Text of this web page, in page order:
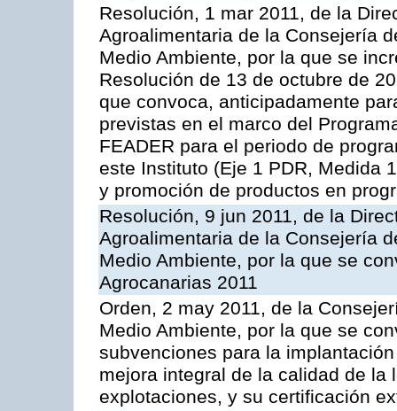
Resolución, 1 mar 2011, de la
Agroalimentaria de la Consejería
Medio Ambiente, por la que se
Resolución de 13 de octubre de
que convoca, anticipadamente
previstas en el marco del
FEADER para el periodo de
este Instituto (Eje 1 PDR, Medida
y promoción de productos en
Resolución, 9 jun 2011, de la
Agroalimentaria de la Consejería
Medio Ambiente, por la que se
Agrocanarias 2011
Orden, 2 may 2011, de la
Medio Ambiente, por la que se
subvenciones para la
mejora integral de la calidad de
explotaciones, y su certificación